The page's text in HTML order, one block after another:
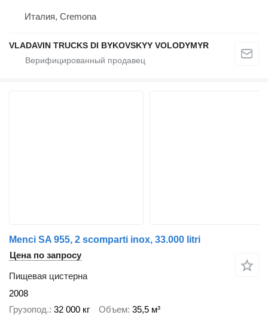
Италия, Cremona
VLADAVIN TRUCKS DI BYKOVSKYY VOLODYMYR
Menci SA 955, 2 scomparti inox, 33.000 litri
Цена по запросу
Пищевая цистерна
2008
Грузопод. 32 000 кг Объем 35,5 м³